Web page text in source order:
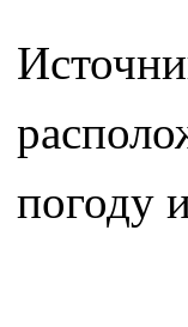
погоду